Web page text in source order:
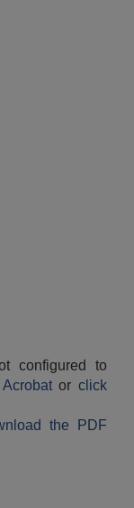
configured to
Acrobatorclick
the PDF